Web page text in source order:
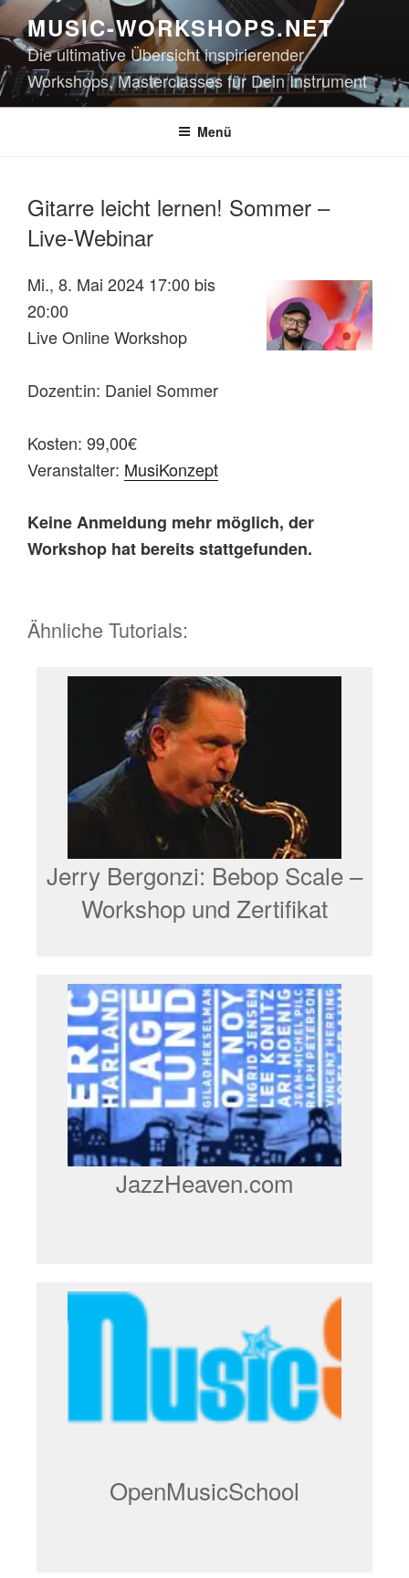
Zum
Inhalt
springen
MUSIC-WORKSHOPS.NET
Die ultimative Übersicht inspirierender
Workshops, Masterclasses für Dein Instrument
Menü
Gitarre leicht lernen! Sommer –
Live-Webinar
Mi., 8. Mai 2024 17:00 bis
20:00
Live Online Workshop
Dozent:in: Daniel Sommer
Kosten: 99,00€
Veranstalter: MusiKonzept
Keine Anmeldung mehr möglich, der
Workshop hat bereits stattgefunden.
Ähnliche Tutorials:
Jerry Bergonzi: Bebop Scale –
Workshop und Zertifikat
JazzHeaven.com
OpenMusicSchool